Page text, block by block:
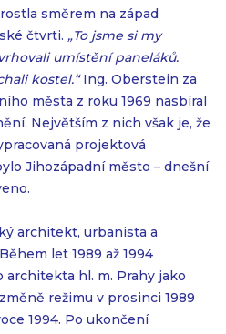
směrem na západ
čtvrti. „To jsme si my
umístění paneláků.
kostel.“Ing. Oberstein za
města z roku 1969 nasbíral
Největším z nich však je, že
projektová
Jihozápadní město – dnešní
architekt, urbanista a
let 1989 až 1994
hl. m. Prahy jako
režimu v prosinci 1989
1994. Po ukončení